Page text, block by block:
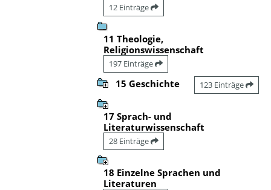
12 Einträge
11 Theologie,
Religionswissenschaft
197 Einträge
15 Geschichte 123 Einträge
17 Sprach- und
Literaturwissenschaft
28 Einträge
18 Einzelne Sprachen und
Literaturen